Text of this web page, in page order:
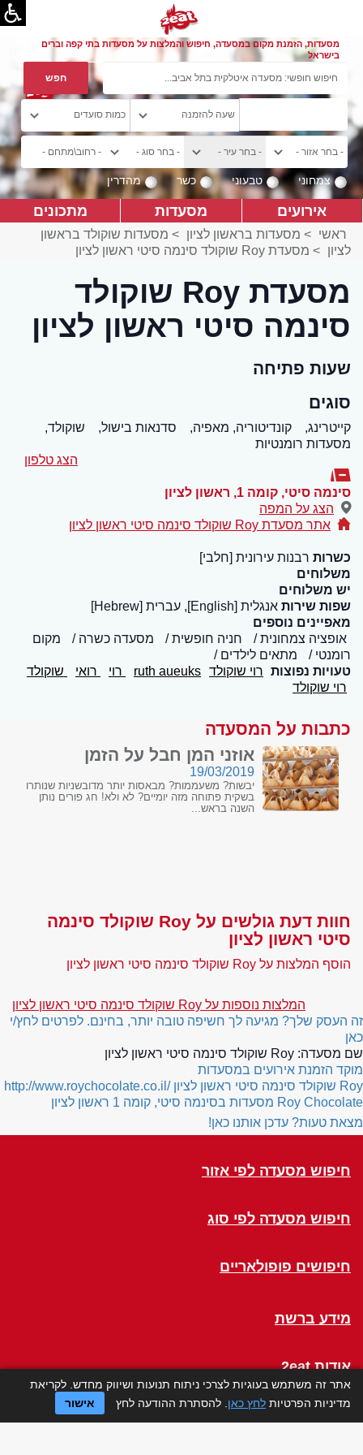
מסעדות, הזמנת מקום במסעדה, חיפוש והמלצות על מסעדות בתי קפה וברים
בישראל
צמחוני טבעוני כשר מהדרין
אירועים מסעדות מתכונים
ראשי > מסעדות בראשון לציון > מסעדות שוקולד בראשון
לציון > מסעדת Roy שוקולד סינמה סיטי ראשון לציון
מסעדת Roy שוקולד
סינמה סיטי ראשון לציון
שעות פתיחה
סוגים
קייטרינג, קונדיטוריה, מאפיה, סדנאות בישול,
שוקולד,
מסעדות רומנטיות
הצג טלפון
סינמה סיטי, קומה 1 , ראשון לציון
הצג על המפה
אתר מסעדת Roy שוקולד סינמה סיטי ראשון לציון
כשרות רבנות עירונית [חלבי]
משלוחים
יש משלוחים
שפות שירות אנגלית [English], עברית [Hebrew]
מאפיינים נוספים
אופציה צמחונית
חניה חופשית מסעדה כשרה
מקום
רומנטי
מתאים לילדים
טעויות נפוצות רוי שוקולד ruth aueuks רוי רואי
שוקולד
רוי שוקולד
כתבות על המסעדה
אוזני המן חבל על הזמן
19/03/2019
יבשות? משעממות? מבאסות יותר מדובשניות שנותרו
בשקית פתוחה מזה יומיים? לא ולא! חג פורים נותן
השנה בראש...
חוות דעת גולשים על Roy שוקולד סינמה
סיטי ראשון לציון
הוסף המלצות על Roy שוקולד סינמה סיטי ראשון לציון
המלצות נוספות על Roy שוקולד סינמה סיטי ראשון לציון
זה העסק שלך? מגיעה לך חשיפה טובה יותר, בחינם. לפרטים לחץ/י
כאן
שם מסעדה: Roy שוקולד סינמה סיטי ראשון לציון
מוקד הזמנת אירועים במסעדות
Roy שוקולד סינמה סיטי ראשון לציון
http://www.roychocolate.co.il/
Roy Chocolate מסעדות בסינמה סיטי, קומה 1 ראשון לציון
מצאת טעות? עדכן אותנו כאן!
חיפוש מסעדה לפי אזור
חיפוש מסעדה לפי סוג
חיפושים פופולאריים
מידע ברשת
אודות 2eat
Click a Table
אתר זה משתמש בעוגיות לצרכי ניתוח תנועות ושיווק מחדש. לקריאת
מדיניות הפרטיות לחץ כאן . להסתרת ההודעה לחץ אישור